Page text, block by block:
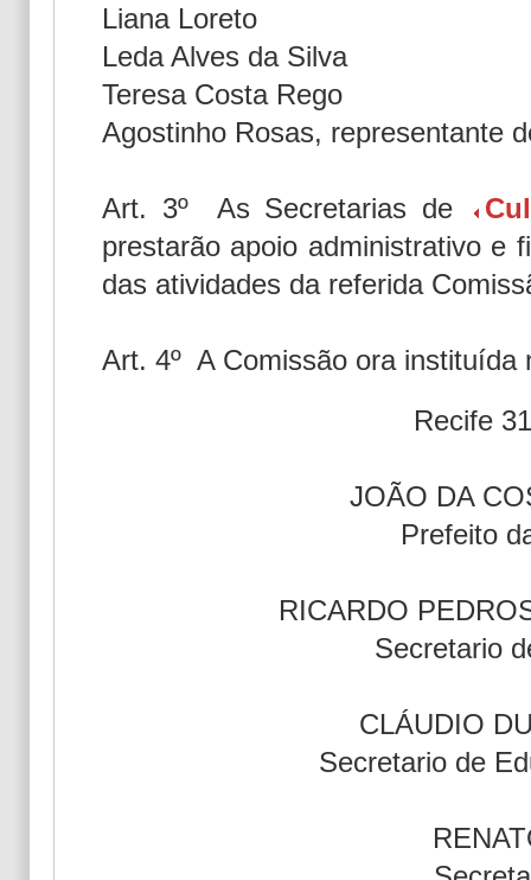
Liana Loreto
Leda Alves da Silva
Teresa Costa Rego
Agostinho Rosas, representante
Art. 3º As Secretarias de
prestarão apoio administrativo e
das atividades da referida
Art. 4º A Comissão ora instituída
Recife
JOÃO DA
Prefeito
RICARDO
Secretario
CLÁUDIO
Secretario de